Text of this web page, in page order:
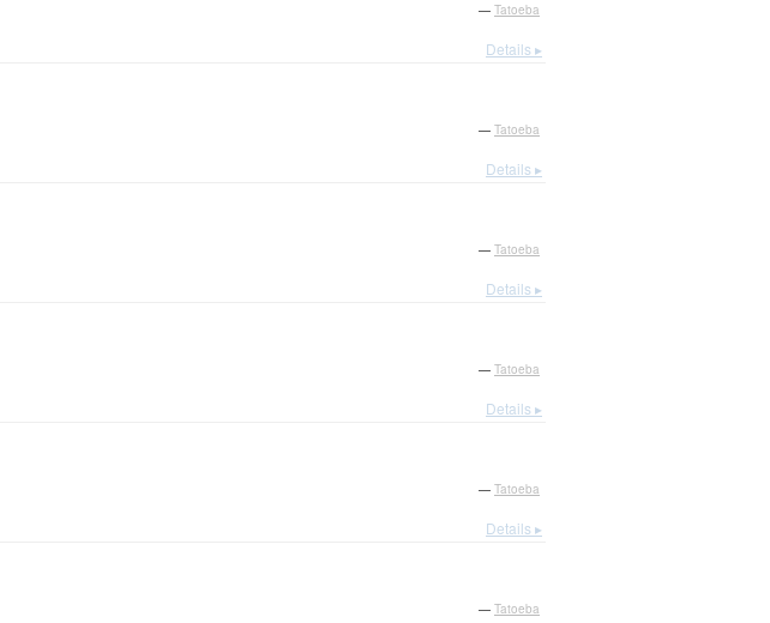
— Tatoeba
Details ▸
— Tatoeba
Details ▸
— Tatoeba
Details ▸
— Tatoeba
Details ▸
— Tatoeba
Details ▸
— Tatoeba